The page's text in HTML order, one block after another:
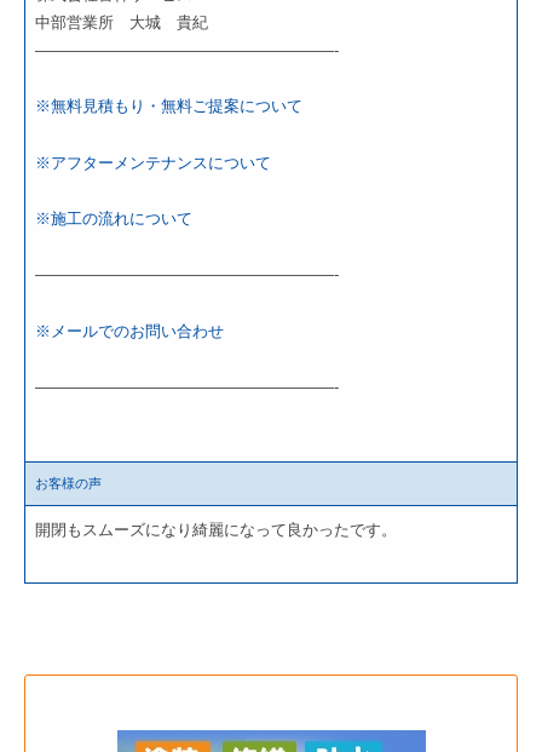
中部営業所 大城 貴紀
———————————————————-
※無料見積もり・無料ご提案について
※アフターメンテナンスについて
※施工の流れについて
———————————————————-
※メールでのお問い合わせ
———————————————————-
お客様の声
開閉もスムーズになり綺麗になって良かったです。